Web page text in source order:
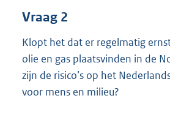
Vraag 2
Klopt het dat er regelmatig
olie en gas plaatsvinden in de
zijn de risico’s op het
voor mens en milieu?